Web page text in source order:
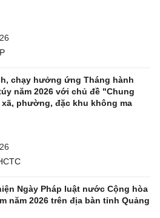
chạy hưởng ứng Tháng hành
năm 2026 với chủ đề "Chung
phường, đặc khu không ma
Ngày Pháp luật nước Cộng hòa
năm 2026 trên địa bàn tỉnh Quảng